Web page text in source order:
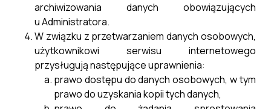
Wykaz wniosków
29 kwietnia, 2025
archiwizowania danych obowiązujących
u Administratora.
W związku z przetwarzaniem danych osobowych,
użytkownikowi serwisu internetowego
przysługują następujące uprawnienia:
prawo dostępu do danych osobowych, w tym
prawo do uzyskania kopii tych danych,